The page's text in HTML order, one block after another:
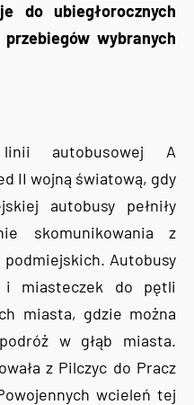
do ubiegłorocznych
wybranych
linii autobusowej A
II wojną światową, gdy
autobusy pełniły
skomunikowania z
Autobusy
i miasteczek do pętli
miasta, gdzie można
w głąb miasta.
z Pilczyc do Pracz
wcieleń tej